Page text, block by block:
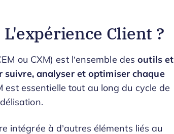
L'expérience Client ?
ou CXM) est l’ensemble desoutils et
suivre, analyser et optimiserchaque
est essentielle tout au long du cycle de
intégrée à d’autres éléments liés au